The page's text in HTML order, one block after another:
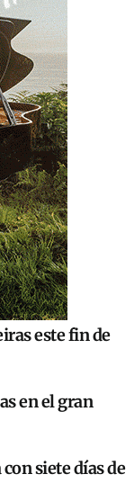
este fin de
en el gran
siete días de